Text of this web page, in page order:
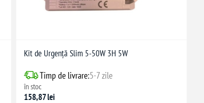
Kit de Urgență Slim 5-50W 3H 5W
Timp de livrare:5-7 zile
în stoc
158,87 lei